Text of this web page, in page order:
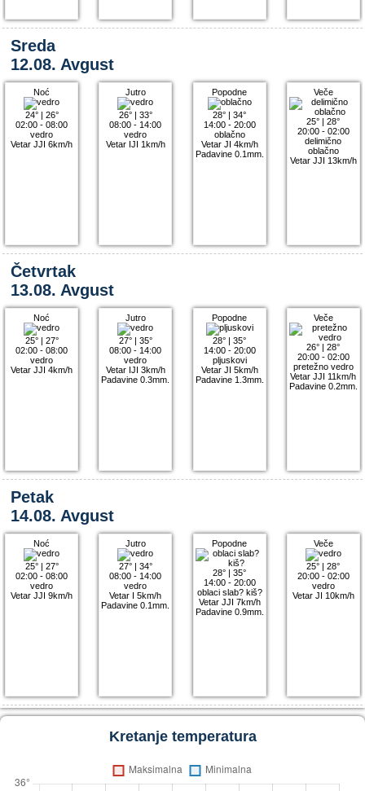
Sreda
12.08. Avgust
Noć
24°| 26°
02:00 - 08:00
vedro
Vetar JJI 6km/h
Jutro
26°| 33°
08:00 - 14:00
vedro
Vetar IJI 1km/h
Popodne
28° |34°
14:00 - 20:00
oblačno
Vetar JI 4km/h
Padavine 0.1mm.
Veče
25° |28°
20:00 - 02:00
delimično
oblačno
Vetar JJI 13km/h
Četvrtak
13.08. Avgust
Noć
25°| 27°
02:00 - 08:00
vedro
Vetar JJI 4km/h
Jutro
27°| 35°
08:00 - 14:00
vedro
Vetar IJI 3km/h
Padavine 0.3mm.
Popodne
28° |35°
14:00 - 20:00
pljuskovi
Vetar JI 5km/h
Padavine 1.3mm.
Veče
26° |28°
20:00 - 02:00
pretežno vedro
Vetar JJI 11km/h
Padavine 0.2mm.
Petak
14.08. Avgust
Noć
25°| 27°
02:00 - 08:00
vedro
Vetar JJI 9km/h
Jutro
27°| 34°
08:00 - 14:00
vedro
Vetar I 5km/h
Padavine 0.1mm.
Popodne
28° |35°
14:00 - 20:00
oblaci slab? kiš?
Vetar JJI 7km/h
Padavine 0.9mm.
Veče
25° |28°
20:00 - 02:00
vedro
Vetar JI 10km/h
Kretanje temperatura